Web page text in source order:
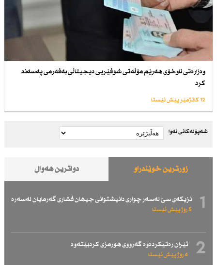
وەزارەتی ناوخۆی هەرێم مۆڵەتی شوفێریی دیجیتاڵی بەفەرمی پەسەند
كرد
12 کاتژمێر پێش ئێستا
شەپۆلەکانی نەوا
زۆرترین خوێندراو دواترین هەواڵ
1 نزیكەی سێ لەسەر چواری دانیشتوانی جیهان فشاری گەرمایان لەسەرە
5 رۆژ پێش ئێستا
2 ئێران رەتیكردەوە گەرووی هورمزی كردبێتەوە
4 رۆژ پێش ئێستا